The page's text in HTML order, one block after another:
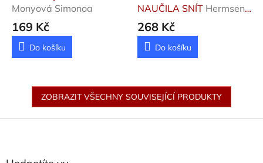
Monyová Simonoa
169 Kč
Do košíku
NAUČILA SNÍT Hermsen
Julian
268 Kč
Do košíku
ZOBRAZIT VŠECHNY SOUVISEJÍCÍ PRODUKTY